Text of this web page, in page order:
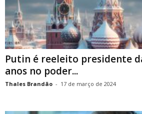
Putin é reeleito presidente
anos no poder...
Thales Brandão - 17 de março de 2024